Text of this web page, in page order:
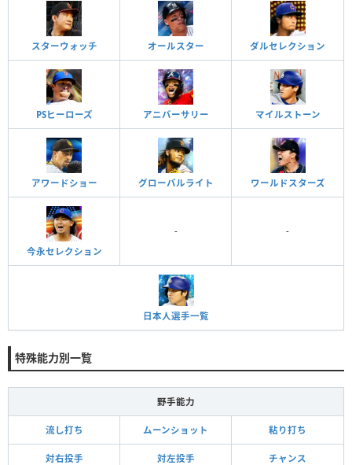
スターウォッチ オールスター ダルセレクション
PSヒーローズ アニバーサリー マイルストーン
アワードショー グローバルライト ワールドスターズ
今永セレクション
- -
日本人選手一覧
特殊能力別一覧
野手能力
流し打ち ムーンショット 粘り打ち
対右投手 対左投手 チャンス